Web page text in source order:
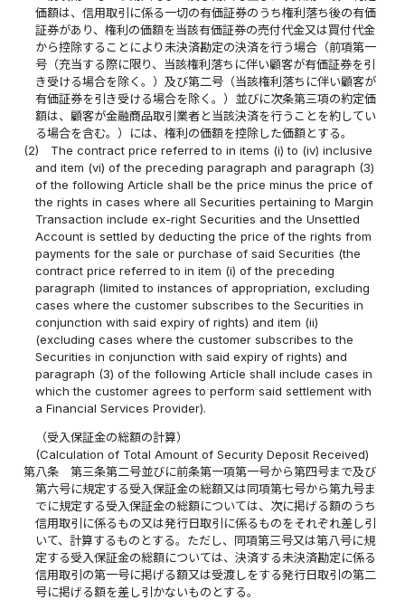
価額は、信用取引に係る一切の有価証券のうち権利落ち後の有価
証券があり、権利の価額を当該有価証券の売付代金又は買付代金
から控除することにより未決済勘定の決済を行う場合（前項第一
号（充当する際に限り、当該権利落ちに伴い顧客が有価証券を引
き受ける場合を除く。）及び第二号（当該権利落ちに伴い顧客が
有価証券を引き受ける場合を除く。）並びに次条第三項の約定価
額は、顧客が金融商品取引業者と当該決済を行うことを約してい
る場合を含む。）には、権利の価額を控除した価額とする。
(2)
The contract price referred to in items (i) to (iv) inclusive
and item (vi) of the preceding paragraph and paragraph (3)
of the following Article shall be the price minus the price of
the rights in cases where all Securities pertaining to Margin
Transaction include ex-right Securities and the Unsettled
Account is settled by deducting the price of the rights from
payments for the sale or purchase of said Securities (the
contract price referred to in item (i) of the preceding
paragraph (limited to instances of appropriation, excluding
cases where the customer subscribes to the Securities in
conjunction with said expiry of rights) and item (ii)
(excluding cases where the customer subscribes to the
Securities in conjunction with said expiry of rights) and
paragraph (3) of the following Article shall include cases in
which the customer agrees to perform said settlement with
a Financial Services Provider).
（受入保証金の総額の計算）
(Calculation of Total Amount of Security Deposit Received)
第八条
第三条第二号並びに前条第一項第一号から第四号まで及び
第六号に規定する受入保証金の総額又は同項第七号から第九号ま
でに規定する受入保証金の総額については、次に掲げる額のうち
信用取引に係るもの又は発行日取引に係るものをそれぞれ差し引
いて、計算するものとする。ただし、同項第三号又は第八号に規
定する受入保証金の総額については、決済する未決済勘定に係る
信用取引の第一号に掲げる額又は受渡しをする発行日取引の第二
号に掲げる額を差し引かないものとする。